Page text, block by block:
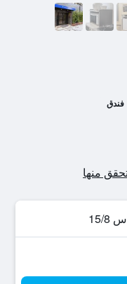
فندق
س 15/8